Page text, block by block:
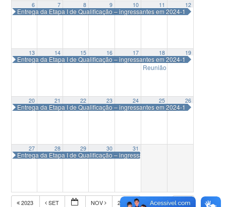
6
Entrega da Etapa I de Qualificação – ingressantes em 2024-1
7 8 9 10 11 12
13
Entrega da Etapa I de Qualificação – ingressantes em 2024-1
14 15 16 17 18
Reunião Colegiado
19
20
Entrega da Etapa I de Qualificação – ingressantes em 2024-1
21 22 23 24 25 26
27
Entrega da Etapa I de Qualificação – ingressantes em 2024-1
28 29 30 31
2023 SET NOV 2025